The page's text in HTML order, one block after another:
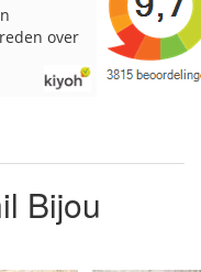
over
Snelle
Bijou